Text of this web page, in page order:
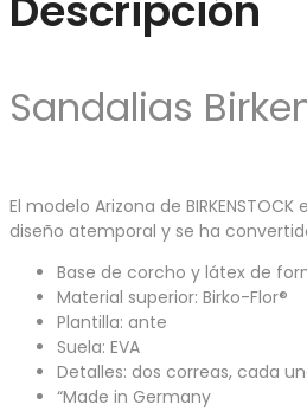
Sandalias
El modelo Arizona de
diseño atemporal y se ha
Base de corcho y látex de
Material superior: Birko-Flor®
Plantilla: ante
Suela: EVA
Detalles: dos correas, cada
“Made in Germany